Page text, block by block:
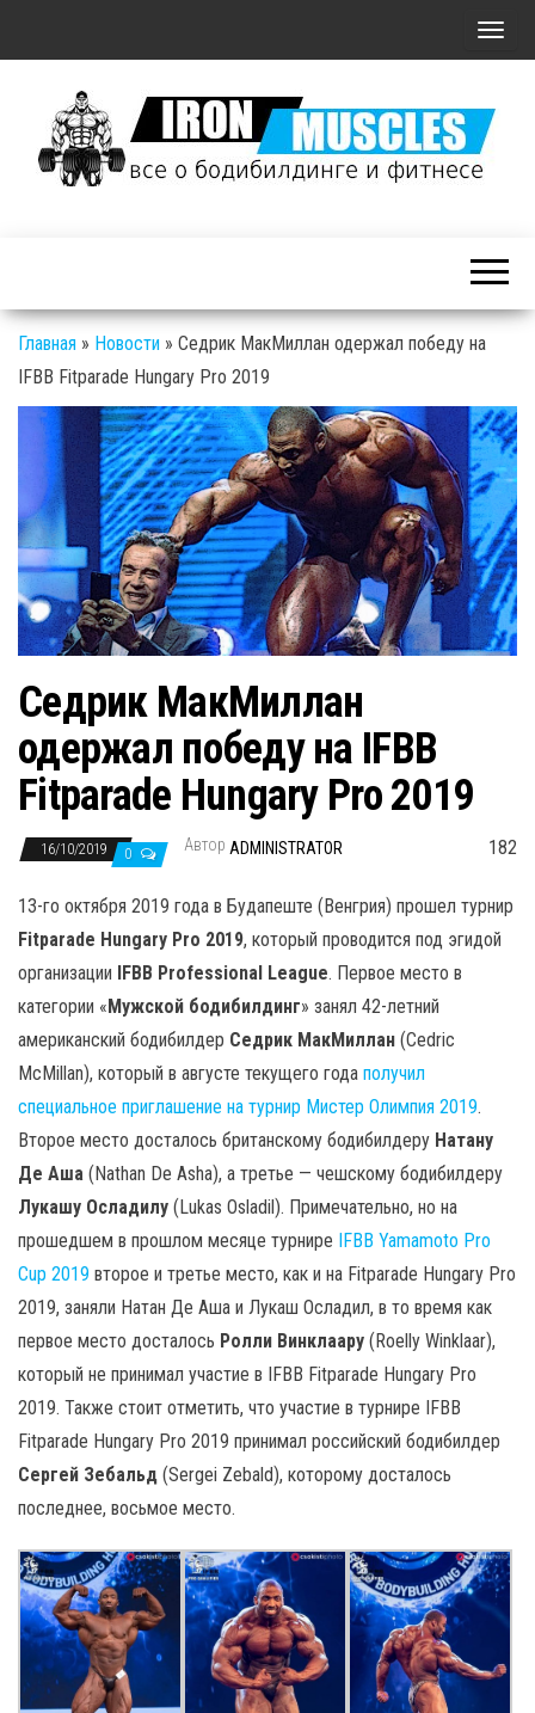
П
к
а
ь
/
р
ы
т
н
а
в
и
и фитнесе
Главная » Новости » Седрик МакМиллан одержал победу на
IFBB Fitparade Hungary Pro 2019
Седрик МакМиллан
одержал победу на IFBB
Fitparade Hungary Pro 2019
16/10/2019 0 Автор ADMINISTRATOR 182
13-го октября 2019 года в Будапеште (Венгрия) прошел турнир
Fitparade Hungary Pro 2019, который проводится под эгидой
организации IFBB Professional League. Первое место в
категории «Мужской бодибилдинг» занял 42-летний
американский бодибилдер Седрик МакМиллан (Cedric
McMillan), который в августе текущего года получил
специальное приглашение на турнир Мистер Олимпия 2019.
Второе место досталось британскому бодибилдеру Натану
Де Аша (Nathan De Asha), а третье — чешскому бодибилдеру
Лукашу Осладилу (Lukas Osladil). Примечательно, но на
прошедшем в прошлом месяце турнире IFBB Yamamoto Pro
Cup 2019 второе и третье место, как и на Fitparade Hungary Pro
2019, заняли Натан Де Аша и Лукаш Осладил, в то время как
первое место досталось Ролли Винклаару (Roelly Winklaar),
который не принимал участие в IFBB Fitparade Hungary Pro
2019. Также стоит отметить, что участие в турнире IFBB
Fitparade Hungary Pro 2019 принимал российский бодибилдер
Сергей Зебальд (Sergei Zebald), которому досталось
последнее, восьмое место.